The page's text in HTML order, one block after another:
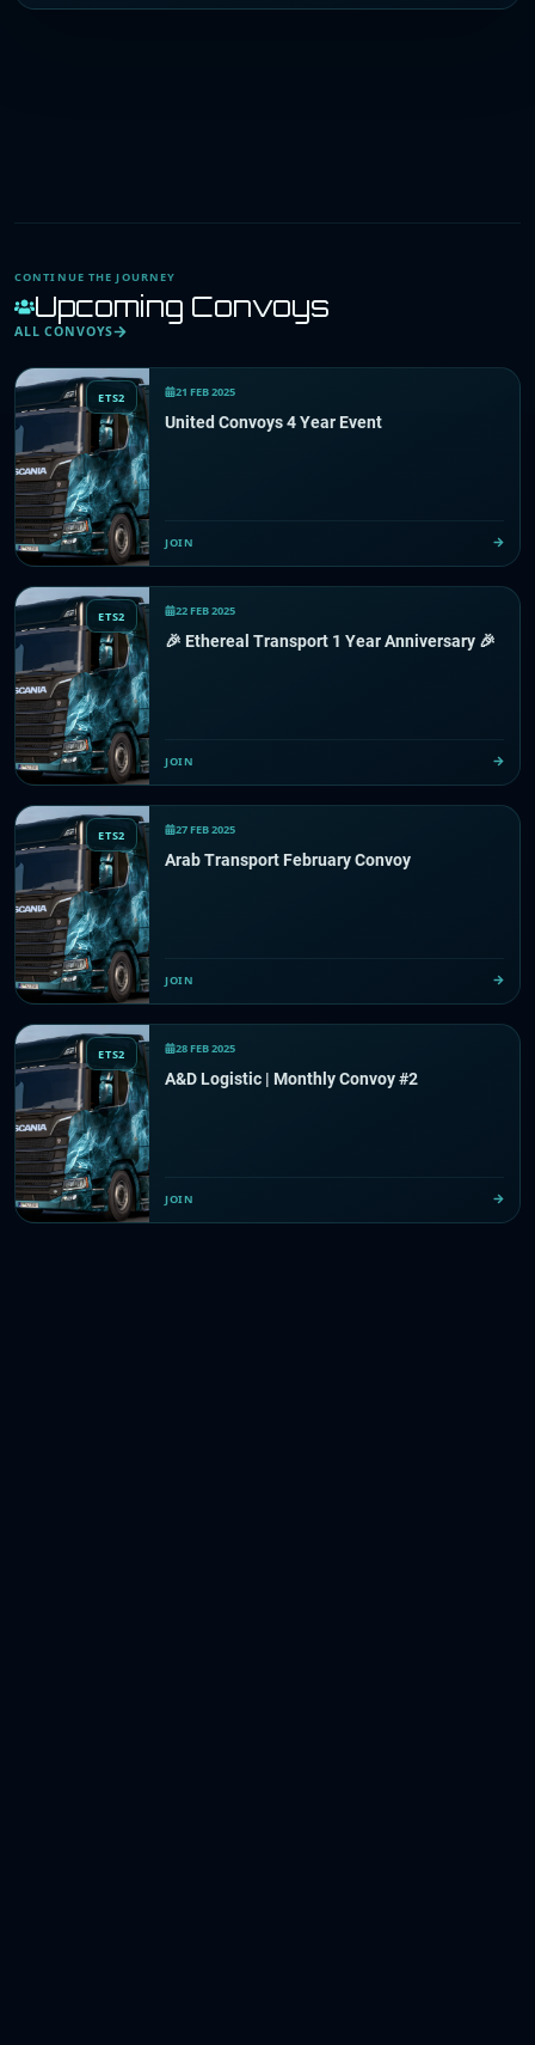
CONTINUE THE JOURNEY
Upcoming Convoys
ALL CONVOYS
ETS2 21 FEB 2025
United Convoys 4 Year Event
JOIN
ETS2 22 FEB 2025
🎉 Ethereal Transport 1 Year Anniversary 🎉
JOIN
ETS2 27 FEB 2025
Arab Transport February Convoy
JOIN
ETS2 28 FEB 2025
A&D Logistic | Monthly Convoy #2
JOIN